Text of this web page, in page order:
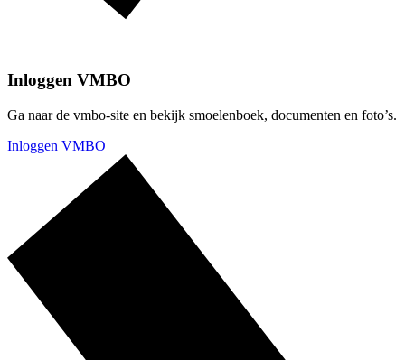
Inloggen VMBO
Ga naar de vmbo-site en bekijk smoelenboek, documenten en foto’s.
Inloggen VMBO